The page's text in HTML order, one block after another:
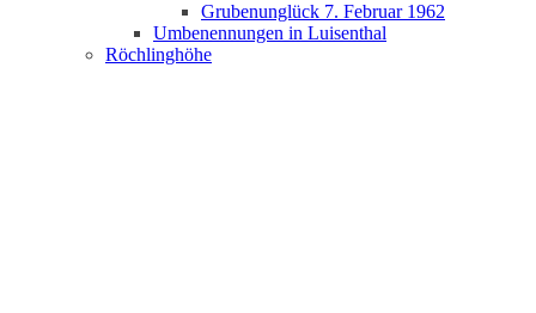
Grubenunglück 7. Februar 1962
Umbenennungen in Luisenthal
Röchlinghöhe